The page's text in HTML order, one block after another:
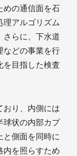
めの通信面を石
理アルゴリズム
さらに、下水道
などの事業を行
を目指した検査
おり、内側には
球状の内部カプ
と側面を同時に
内を照らすため